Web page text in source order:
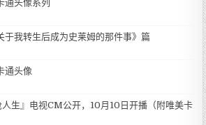
通头像系列
于我转生后成为史莱姆的那件事》篇
通头像
人生』电视CM公开，10月10日开播（附唯美卡